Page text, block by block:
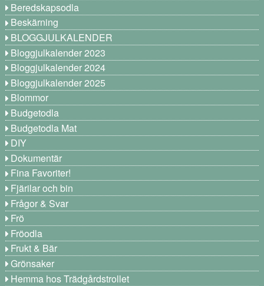
Beredskapsodla
Beskärning
BLOGGJULKALENDER
Bloggjulkalender 2023
Bloggjulkalender 2024
Bloggjulkalender 2025
Blommor
Budgetodla
Budgetodla Mat
DIY
Dokumentär
Fina Favoriter!
Fjärilar och bin
Frågor & Svar
Frö
Fröodla
Frukt & Bär
Grönsaker
Hemma hos Trädgårdstrollet